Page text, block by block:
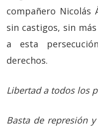
compañero Nicolás
sin castigos, sin
a esta
derechos.
Libertad a todos los
Basta de represión